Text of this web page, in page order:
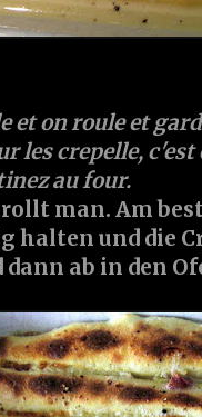
et on roule et
les crepelle, c'est
au four.
man. Am
halten und die
dann ab in den